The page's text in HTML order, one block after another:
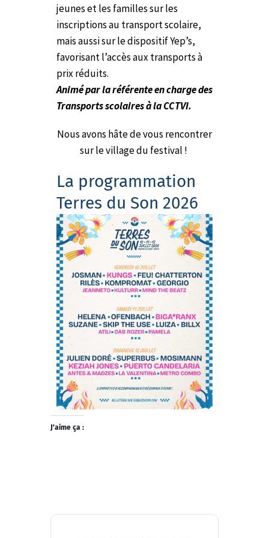
jeunes et les familles sur les
inscriptions au transport scolaire,
mais aussi sur le dispositif Yep’s,
favorisant l’accès aux transports à
prix réduits.
Animé par la référente en charge des
Transports scolaires à la CCTVI.
Nous avons hâte de vous rencontrer
sur le village du festival !
La programmation
Terres du Son 2026​
J’aime ça :